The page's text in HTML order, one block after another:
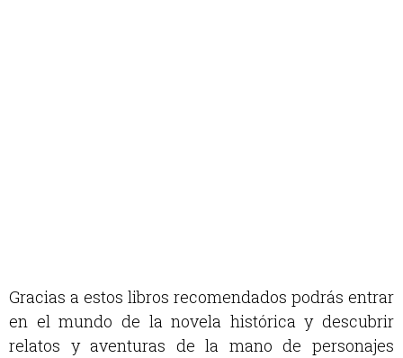
Gracias a estos libros recomendados podrás entrar
en el mundo de la novela histórica y descubrir
relatos y aventuras de la mano de personajes